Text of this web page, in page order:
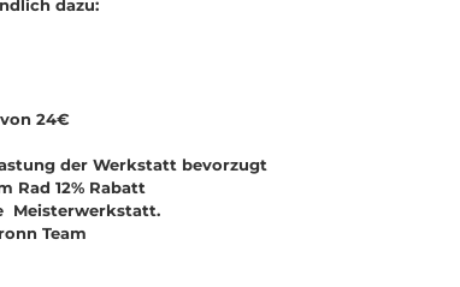
dazu:
24€
der Werkstatt bevorzugt
Rad 12% Rabatt
Meisterwerkstatt.
Team